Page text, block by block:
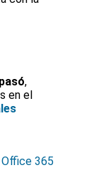
,
en el
Office 365